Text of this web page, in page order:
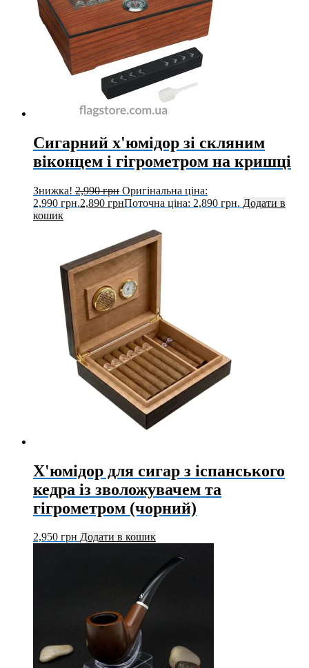
Сигарний х'юмідор зі скляним
віконцем і гігрометром на кришці
Знижка! 2,990грн Оригінальна ціна:
2,990 грн.2,890 грнПоточна ціна: 2,890 грн. Додати в
кошик
Х'юмідор для сигар з іспанського
кедра із зволожувачем та
гігрометром (чорний)
2,950 грн Додати в кошик